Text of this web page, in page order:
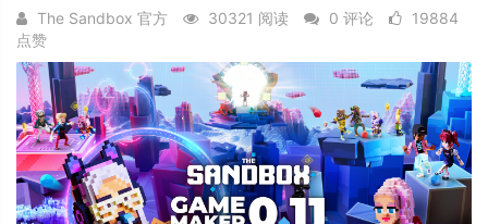
The Sandbox 官方 30321 阅读 0 评论
19884
点赞